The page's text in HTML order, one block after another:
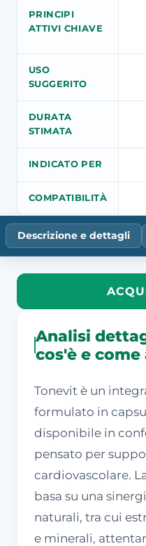
PRINCIPI
ATTIVI CHIAVE
USO
SUGGERITO
DURATA
STIMATA
INDICATO PER
COMPATIBILITÀ
Descrizione e dettagli
Analisi
cos'è e come
Tonevit è un
formulato in
disponibile in
pensato per
cardiovascolare.
basa su una
naturali, tra cui
e minerali,